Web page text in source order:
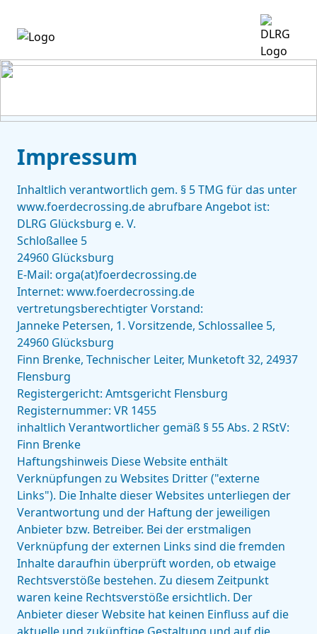
Impressum
Inhaltlich verantwortlich gem. § 5 TMG für das unter
www.foerdecrossing.de abrufbare Angebot ist:
DLRG Glücksburg e. V.
Schloßallee 5
24960 Glücksburg
E-Mail: orga(at)foerdecrossing.de
Internet: www.foerdecrossing.de
vertretungsberechtigter Vorstand:
Janneke Petersen, 1. Vorsitzende, Schlossallee 5,
24960 Glücksburg
Finn Brenke, Technischer Leiter, Munketoft 32, 24937
Flensburg
Registergericht: Amtsgericht Flensburg
Registernummer: VR 1455
inhaltlich Verantwortlicher gemäß § 55 Abs. 2 RStV:
Finn Brenke
Haftungshinweis Diese Website enthält
Verknüpfungen zu Websites Dritter ("externe
Links"). Die Inhalte dieser Websites unterliegen der
Verantwortung und der Haftung der jeweiligen
Anbieter bzw. Betreiber. Bei der erstmaligen
Verknüpfung der externen Links sind die fremden
Inhalte daraufhin überprüft worden, ob etwaige
Rechtsverstöße bestehen. Zu diesem Zeitpunkt
waren keine Rechtsverstöße ersichtlich. Der
Anbieter dieser Website hat keinen Einfluss auf die